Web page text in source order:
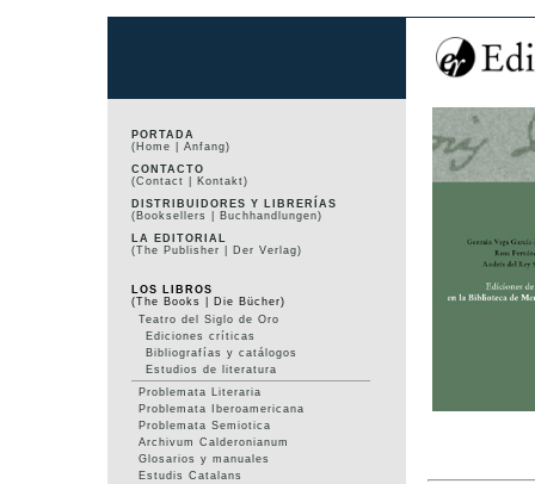
PORTADA
(Home | Anfang)
CONTACTO
(Contact | Kontakt)
DISTRIBUIDORES Y LIBRERÍAS
(Booksellers | Buchhandlungen)
LA EDITORIAL
(The Publisher | Der Verlag)
LOS LIBROS
(The Books | Die Bücher)
Teatro del Siglo de Oro
Ediciones críticas
Bibliografías y catálogos
Estudios de literatura
Problemata Literaria
Problemata Iberoamericana
Problemata Semiotica
Archivum Calderonianum
Glosarios y manuales
Estudis Catalans